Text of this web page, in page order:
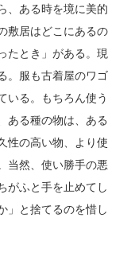
、ある時を境に美的
敷居はどこにあるの
たとき」がある。現
。服も古着屋のワゴ
いる。もちろん使う
ある種の物は、ある
性の高い物、より使
当然、使い勝手の悪
がふと手を止めてし
」と捨てるのを惜し